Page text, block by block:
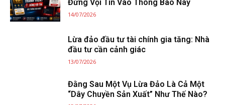
Đừng Vội Tin Vào Thông Báo Này
14/07/2026
Lừa đảo đầu tư tài chính gia tăng: Nhà
đầu tư cần cảnh giác
13/07/2026
Đằng Sau Một Vụ Lừa Đảo Là Cả Một
“Dây Chuyền Sản Xuất” Như Thế Nào?